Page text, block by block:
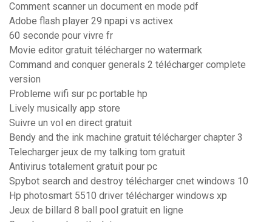
Comment scanner un document en mode pdf
Adobe flash player 29 npapi vs activex
60 seconde pour vivre fr
Movie editor gratuit télécharger no watermark
Command and conquer generals 2 télécharger complete
version
Probleme wifi sur pc portable hp
Lively musically app store
Suivre un vol en direct gratuit
Bendy and the ink machine gratuit télécharger chapter 3
Telecharger jeux de my talking tom gratuit
Antivirus totalement gratuit pour pc
Spybot search and destroy télécharger cnet windows 10
Hp photosmart 5510 driver télécharger windows xp
Jeux de billard 8 ball pool gratuit en ligne